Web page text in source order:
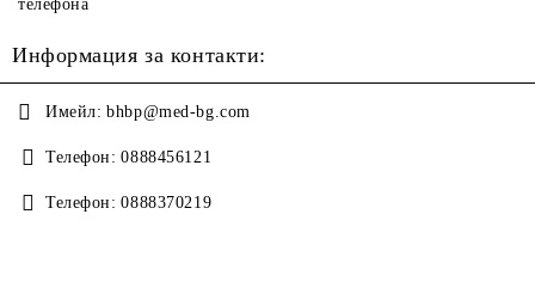
телефона
Информация за контакти:
Имейл: bhbp@med-bg.com
Телефон: 0888456121
Телефон: 0888370219